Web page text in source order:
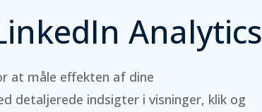
Analytics
at måle effekten af dine
detaljerede indsigter i visninger, klik og